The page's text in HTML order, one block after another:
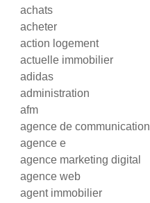
achats
acheter
action logement
actuelle immobilier
adidas
administration
afm
agence de communication
agence e
agence marketing digital
agence web
agent immobilier